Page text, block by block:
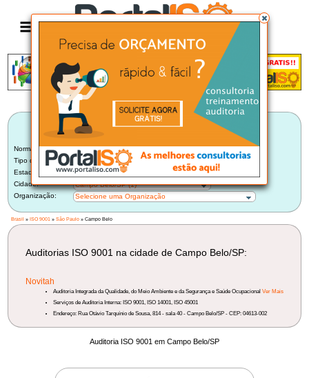
LISTA BRASILEIRA DE AUDITORIAS
Norma:
ISO 9001
Tipo de Auditoria:
Auditoria Interna
Estado:
São Paulo (165)
Cidade:
Campo Belo/SP (1)
Organização:
Selecione uma Organização
Brasil »ISO 9001 »São Paulo » Campo Belo
Auditorias ISO 9001 na cidade de Campo Belo/SP:
Novitah
Auditoria Integrada da Qualidade, do Meio Ambiente e da Segurança e Saúde OcupacionalVer Mais
Serviços de Auditoria Interna: ISO 9001, ISO 14001, ISO 45001
Endereço: Rua Otávio Tarquínio de Sousa, 814 - sala 40 - Campo Belo/SP - CEP: 04613-002
Auditoria ISO 9001 em Campo Belo/SP